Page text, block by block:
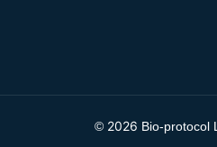
© 2026 Bio-protocol